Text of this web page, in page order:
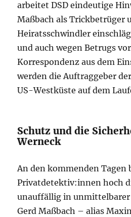
arbeitet DSD eindeutige
Maßbach als Trickbetrüger
Heiratsschwindler
und auch wegen Betrugs
Korrespondenz aus dem
werden die Auftraggeber
US-Westküste auf dem
Schutz und die
Werneck
An den kommenden Tagen
Privatdetektiv:innen hoch
unauffällig in unmittelbarer
Gerd Maßbach – alias